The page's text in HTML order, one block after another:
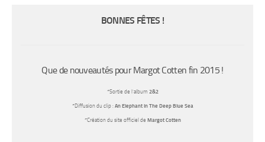
BONNES FÊTES !
Que de nouveautés pour Margot Cotten fin 2015 !
*Sortie de l’album 2&2
*Diffusion du clip : An Elephant In The Deep Blue Sea
*Création du site officiel de Margot Cotten